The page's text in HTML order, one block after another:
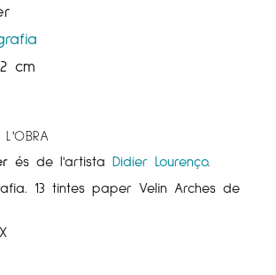
cm
és de l'artista Didier Lourenço.
13 tintes paper Velin Arches de